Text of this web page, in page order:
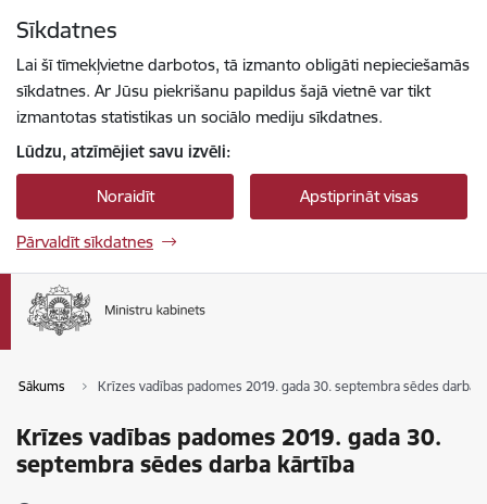
Sīkdatnes
Lai šī tīmekļvietne darbotos, tā izmanto obligāti nepieciešamās
sīkdatnes. Ar Jūsu piekrišanu papildus šajā vietnē var tikt
izmantotas statistikas un sociālo mediju sīkdatnes.
Lūdzu, atzīmējiet savu izvēli:
Noraidīt Apstiprināt visas
Pārvaldīt sīkdatnes
Sākums Krīzes vadības padomes 2019. gada 30. septembra sēdes darba
Krīzes vadības padomes 2019. gada 30.
septembra sēdes darba kārtība